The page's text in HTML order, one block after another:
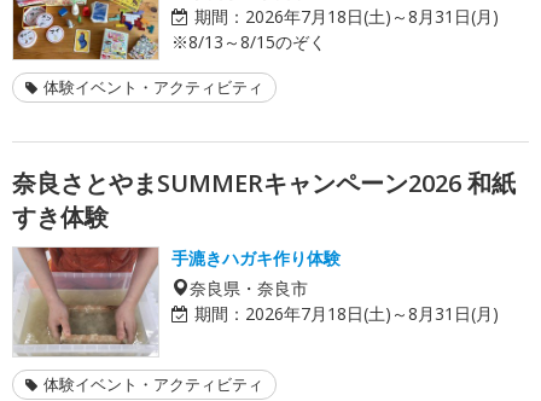
期間： 2026年7月18日(土)～8月31日(月)
※8/13～8/15のぞく
体験イベント・アクティビティ
奈良さとやまSUMMERキャンペーン2026 和紙
すき体験
手漉きハガキ作り体験
奈良県・奈良市
期間： 2026年7月18日(土)～8月31日(月)
体験イベント・アクティビティ